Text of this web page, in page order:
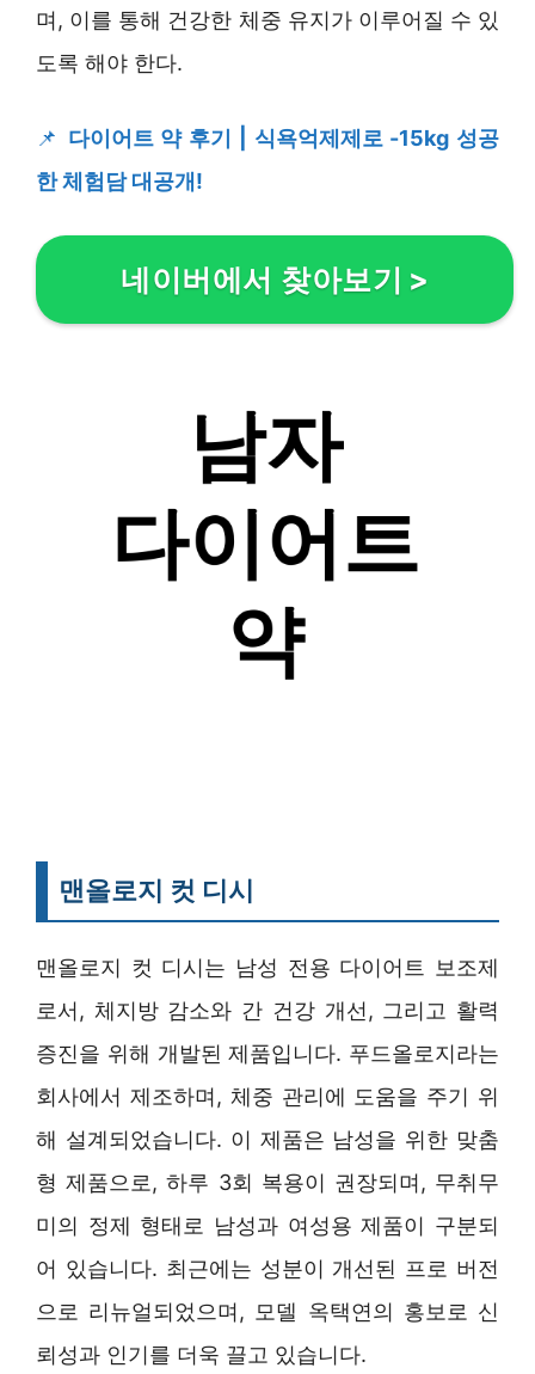
며, 이를 통해 건강한 체중 유지가 이루어질 수 있
도록 해야 한다.
📌 다이어트 약 후기 | 식욕억제제로 -15kg 성공
한 체험담 대공개!
네이버에서 찾아보기 >
맨올로지 컷 디시
맨올로지 컷 디시는 남성 전용 다이어트 보조제
로서, 체지방 감소와 간 건강 개선, 그리고 활력
증진을 위해 개발된 제품입니다. 푸드올로지라는
회사에서 제조하며, 체중 관리에 도움을 주기 위
해 설계되었습니다. 이 제품은 남성을 위한 맞춤
형 제품으로, 하루 3회 복용이 권장되며, 무취무
미의 정제 형태로 남성과 여성용 제품이 구분되
어 있습니다. 최근에는 성분이 개선된 프로 버전
으로 리뉴얼되었으며, 모델 옥택연의 홍보로 신
뢰성과 인기를 더욱 끌고 있습니다.